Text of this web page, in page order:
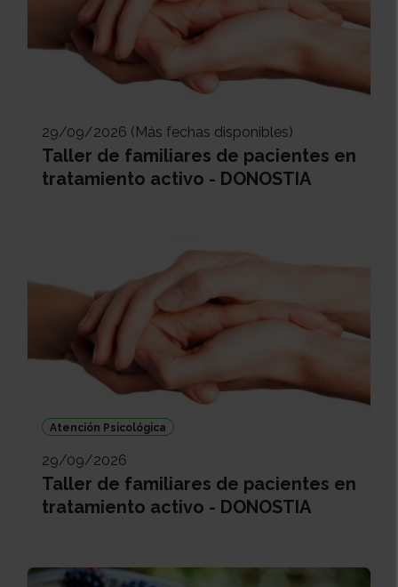
29/09/2026 (Más fechas disponibles)
Taller de familiares de pacientes en
tratamiento activo - DONOSTIA
Atención Psicológica
29/09/2026
Taller de familiares de pacientes en
tratamiento activo - DONOSTIA